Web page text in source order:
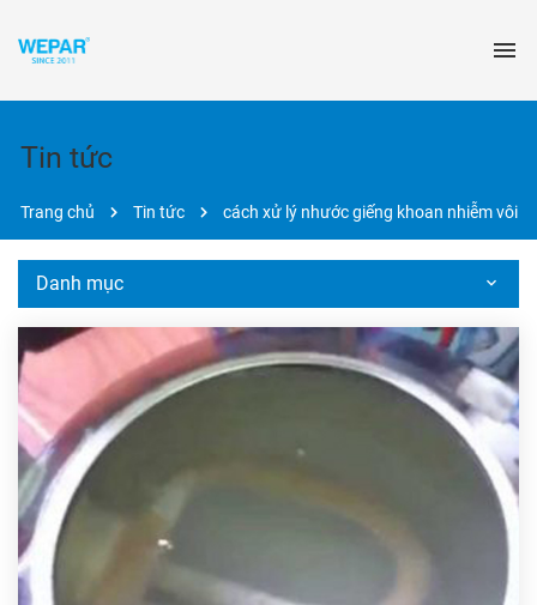
Tin tức
Trang chủ Tin tức cách xử lý nhước giếng khoan nhiễm vôi
Danh mục